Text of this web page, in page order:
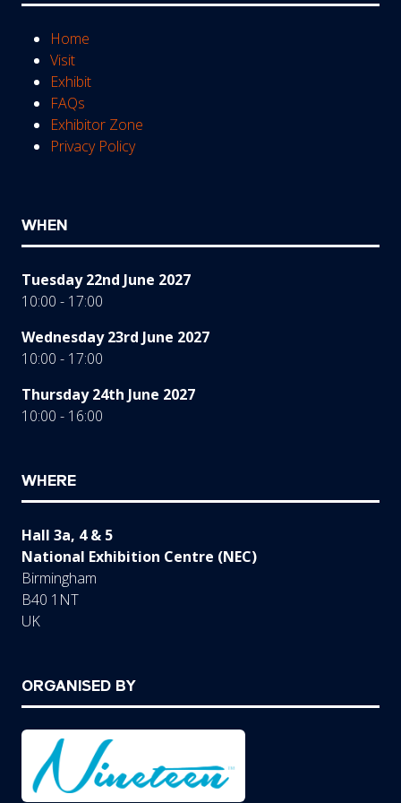
Home
Visit
Exhibit
FAQs
Exhibitor Zone
Privacy Policy
WHEN
Tuesday 22nd June 2027
10:00 - 17:00
Wednesday 23rd June 2027
10:00 - 17:00
Thursday 24th June 2027
10:00 - 16:00
WHERE
Hall 3a, 4 & 5
National Exhibition Centre (NEC)
Birmingham
B40 1NT
UK
ORGANISED BY